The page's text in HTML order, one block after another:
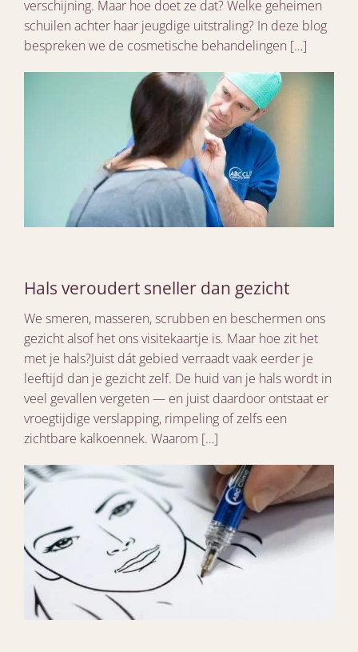
verschijning. Maar hoe doet ze dat? Welke geheimen
schuilen achter haar jeugdige uitstraling? In deze blog
bespreken we de cosmetische behandelingen […]
Hals veroudert sneller dan gezicht
We smeren, masseren, scrubben en beschermen ons
gezicht alsof het ons visitekaartje is. Maar hoe zit het
met je hals?Juist dát gebied verraadt vaak eerder je
leeftijd dan je gezicht zelf. De huid van je hals wordt in
veel gevallen vergeten — en juist daardoor ontstaat er
vroegtijdige verslapping, rimpeling of zelfs een
zichtbare kalkoennek. Waarom […]